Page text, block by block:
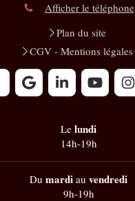
Afficher le téléphone
Plan du site
CGV - Mentions légales
Le lundi
14h-19h
Du mardi au vendredi
9h-19h